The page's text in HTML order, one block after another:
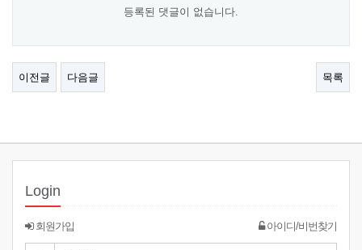
등록된 댓글이 없습니다.
이전글 다음글 목록
Login
회원가입 아이디/비번찾기